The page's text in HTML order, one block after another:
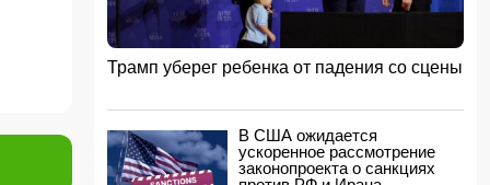
обвинявшейся в перевозке оружия для КСИР
16:00, 06.08.2026
Администрация Трампа вернула импортерам
пошлин
15:48, 06.08.2026
В Японии заявили о запуске КНДР
баллистической ракеты
Трамп уберег ребенка от падения со сцены
В США ожидается
ускоренное рассмотрение
законопроекта о санкциях